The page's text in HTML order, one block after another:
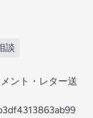
談
ント・レター送